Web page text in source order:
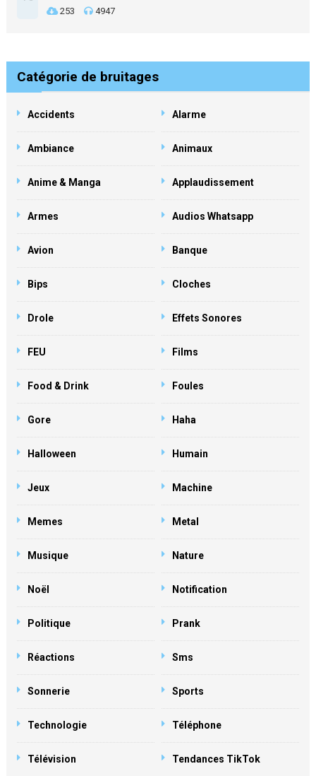
253 4947
Catégorie de bruitages
Accidents Alarme
Ambiance Animaux
Anime & Manga Applaudissement
Armes Audios Whatsapp
Avion Banque
Bips Cloches
Drole Effets Sonores
FEU Films
Food & Drink Foules
Gore Haha
Halloween Humain
Jeux Machine
Memes Metal
Musique Nature
Noël Notification
Politique Prank
Réactions Sms
Sonnerie Sports
Technologie Téléphone
Télévision Tendances TikTok